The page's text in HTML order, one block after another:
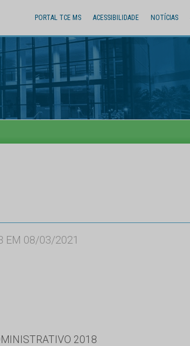
PORTAL TCE MS ACESSIBILIDADE NOTÍCIAS
EM 08/03/2021
2018